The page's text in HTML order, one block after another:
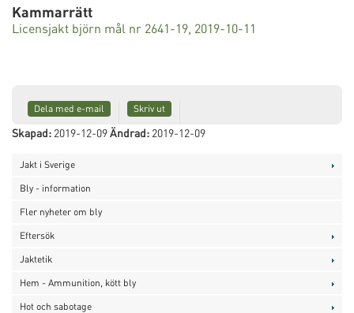
Kammarrätt
Licensjakt björn mål nr 2641-19, 2019-10-11
Dela med e-mail Skriv ut
Skapad: 2019-12-09Ändrad: 2019-12-09
Jakt i Sverige
Bly - information
Fler nyheter om bly
Eftersök
Jaktetik
Hem - Ammunition, kött bly
Hot och sabotage